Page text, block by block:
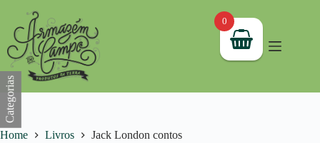
conteúdo
Home Livros Jack London contos
0
Categorias